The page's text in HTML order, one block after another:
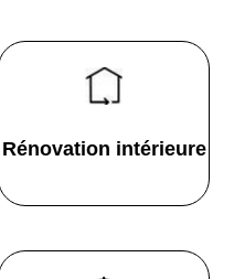
Rénovation intérieure